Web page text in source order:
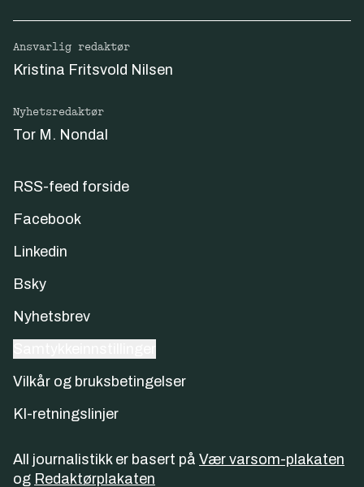
Ansvarlig redaktør
Kristina Fritsvold Nilsen
Nyhetsredaktør
Tor M. Nondal
RSS-feed forside
Facebook
Linkedin
Bsky
Nyhetsbrev
Vilkår og bruksbetingelser
KI-retningslinjer
All journalistikk er basert på Vær varsom-plakaten
og Redaktørplakaten